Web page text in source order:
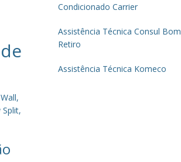
Condicionado Carrier
Assistência Técnica Consul Bom
Retiro
Assistência Técnica Komeco